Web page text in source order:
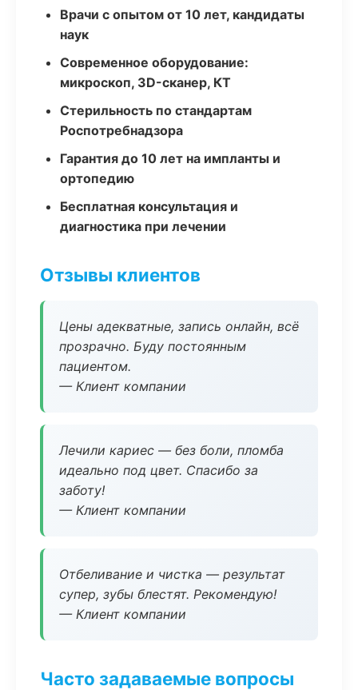
Врачи с опытом от 10 лет, кандидаты
наук
Современное оборудование:
микроскоп, 3D-сканер, КТ
Стерильность по стандартам
Роспотребнадзора
Гарантия до 10 лет на импланты и
ортопедию
Бесплатная консультация и
диагностика при лечении
Отзывы клиентов
Цены адекватные, запись онлайн, всё
прозрачно. Буду постоянным
пациентом.
— Клиент компании
Лечили кариес — без боли, пломба
идеально под цвет. Спасибо за
заботу!
— Клиент компании
Отбеливание и чистка — результат
супер, зубы блестят. Рекомендую!
— Клиент компании
Часто задаваемые вопросы